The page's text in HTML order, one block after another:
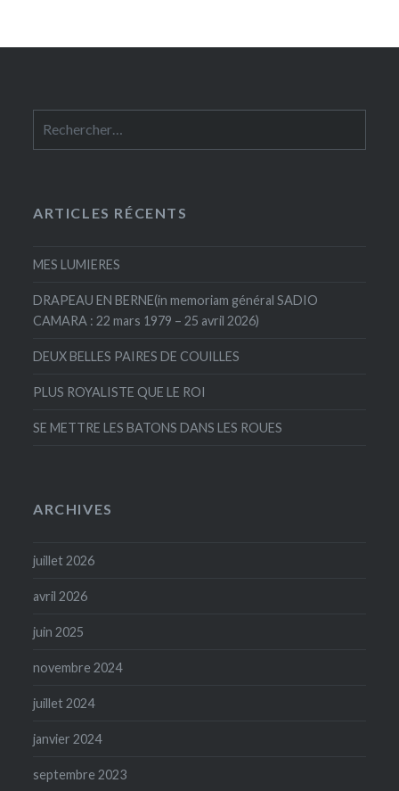
ARTICLES RÉCENTS
MES LUMIERES
DRAPEAU EN BERNE(in memoriam général SADIO
CAMARA : 22 mars 1979 – 25 avril 2026)
DEUX BELLES PAIRES DE COUILLES
PLUS ROYALISTE QUE LE ROI
SE METTRE LES BATONS DANS LES ROUES
ARCHIVES
juillet 2026
avril 2026
juin 2025
novembre 2024
juillet 2024
janvier 2024
septembre 2023